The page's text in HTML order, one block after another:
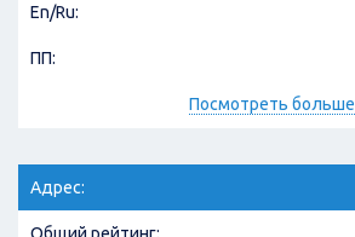
En/Ru:
ПП:
Посмотреть больше
Адрес:
Общий рейтинг: